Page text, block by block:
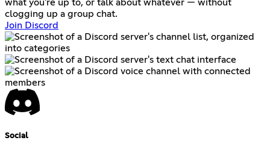
what you're up to, or talk about whatever — without
clogging up a group chat.
Join Discord
Social